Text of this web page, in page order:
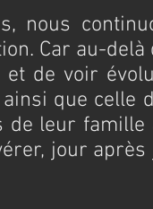
nous
Car au-
de voir
que celle
de leur famille
jour